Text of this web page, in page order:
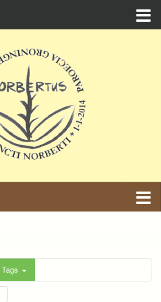
Tags